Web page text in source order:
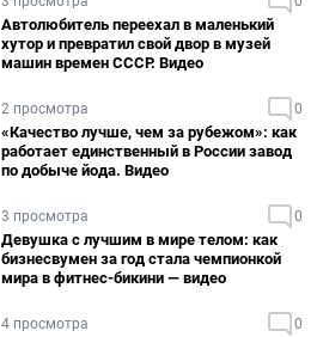
Автолюбитель переехал в маленький
хутор и превратил свой двор в музей
машин времен СССР. Видео
2 просмотра 0
«Качество лучше, чем за рубежом»: как
работает единственный в России завод
по добыче йода. Видео
3 просмотра 0
Девушка с лучшим в мире телом: как
бизнесвумен за год стала чемпионкой
мира в фитнес-бикини — видео
4 просмотра 0